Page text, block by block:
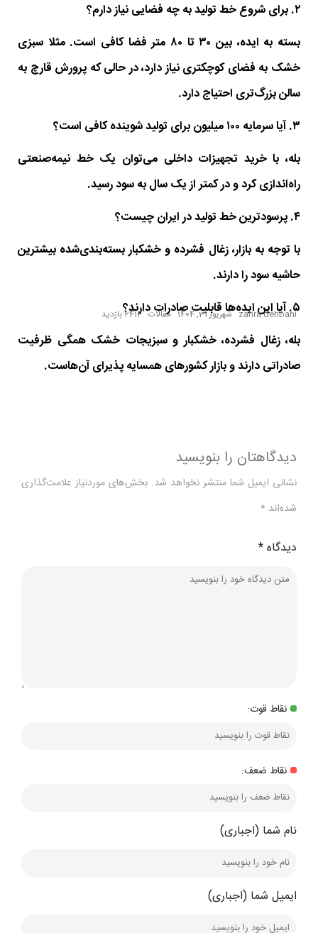
۲. برای شروع خط تولید به چه فضایی نیاز دارم؟
بسته به ایده، بین ۳۰ تا ۸۰ متر فضا کافی است. مثلا سبزی
خشک به فضای کوچکتری نیاز دارد، در حالی که پرورش قارچ به
سالن بزرگ‌تری احتیاج دارد.
۳. آیا سرمایه ۱۰۰ میلیون برای تولید شوینده کافی است؟
بله، با خرید تجهیزات داخلی می‌توان یک خط نیمه‌صنعتی
راه‌اندازی کرد و در کمتر از یک سال به سود رسید.
۴. پرسودترین خط تولید در ایران چیست؟
با توجه به بازار، زغال فشرده و خشکبار بسته‌بندی‌شده بیشترین
حاشیه سود را دارند.
۵. آیا این ایده‌ها قابلیت صادرات دارند؟
بله، زغال فشرده، خشکبار و سبزیجات خشک همگی ظرفیت
صادراتی دارند و بازار کشورهای همسایه پذیرای آن‌هاست.
zahra dehbani شهریور 31, 1404 مقالات 2414 بازدید
دیدگاهتان را بنویسید
نشانی ایمیل شما منتشر نخواهد شد. بخش‌های موردنیاز علامت‌گذاری
شده‌اند *
دیدگاه*
نقاط قوت:
نقاط ضعف:
نام شما (اجباری)
ایمیل شما (اجباری)